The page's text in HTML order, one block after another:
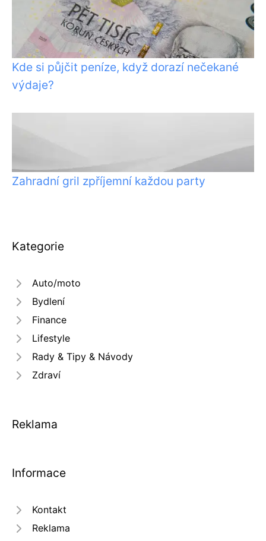
Kde si půjčit peníze, když dorazí nečekané
výdaje?
Zahradní gril zpříjemní každou party
Kategorie
Auto/moto
Bydlení
Finance
Lifestyle
Rady & Tipy & Návody
Zdraví
Reklama
Informace
Kontakt
Reklama